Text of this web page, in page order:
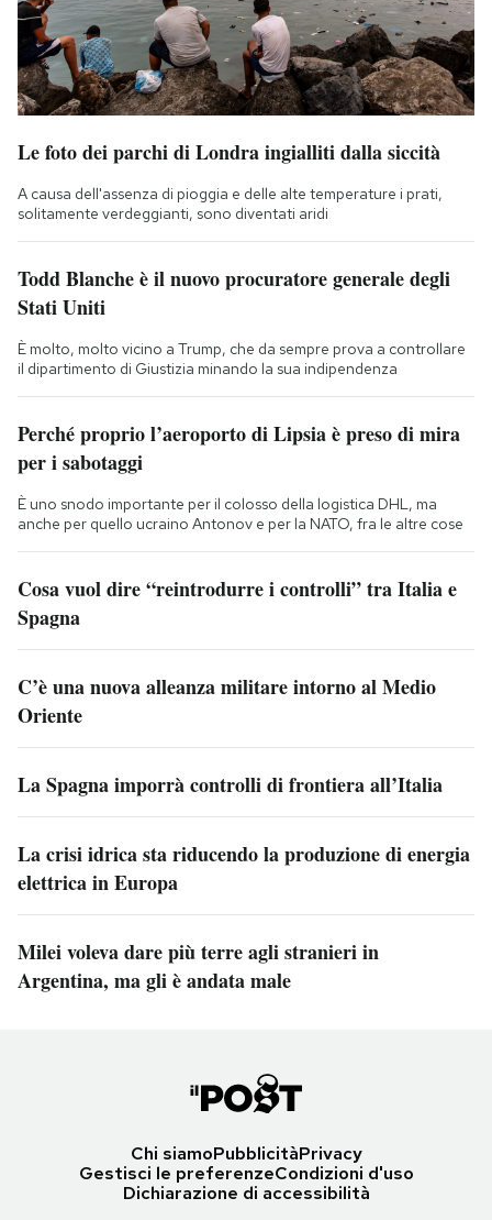
Le foto dei parchi di Londra ingialliti dalla siccità
A causa dell'assenza di pioggia e delle alte temperature i prati,
solitamente verdeggianti, sono diventati aridi
Todd Blanche è il nuovo procuratore generale degli
Stati Uniti
È molto, molto vicino a Trump, che da sempre prova a controllare
il dipartimento di Giustizia minando la sua indipendenza
Perché proprio l’aeroporto di Lipsia è preso di mira
per i sabotaggi
È uno snodo importante per il colosso della logistica DHL, ma
anche per quello ucraino Antonov e per la NATO, fra le altre cose
Cosa vuol dire “reintrodurre i controlli” tra Italia e
Spagna
C’è una nuova alleanza militare intorno al Medio
Oriente
La Spagna imporrà controlli di frontiera all’Italia
La crisi idrica sta riducendo la produzione di energia
elettrica in Europa
Milei voleva dare più terre agli stranieri in
Argentina, ma gli è andata male
Chi siamoPubblicitàPrivacy
Gestisci le preferenzeCondizioni d'uso
Dichiarazione di accessibilità